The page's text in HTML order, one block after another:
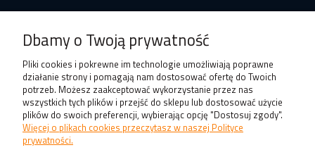
Dbamy o Twoją prywatność
Pliki cookies i pokrewne im technologie umożliwiają poprawne
działanie strony i pomagają nam dostosować ofertę do Twoich
potrzeb. Możesz zaakceptować wykorzystanie przez nas
wszystkich tych plików i przejść do sklepu lub dostosować użycie
plików do swoich preferencji, wybierając opcję "Dostosuj zgody".
Więcej o plikach cookies przeczytasz w naszej Polityce
prywatności.